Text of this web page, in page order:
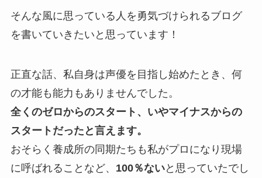
そんな風に思っている人を勇気づけられるブログ
を書いていきたいと思っています！
正直な話、私自身は声優を目指し始めたとき、何
の才能も能力もありませんでした。
全くのゼロからのスタート、いやマイナスからの
スタートだったと言えます。
おそらく養成所の同期たちも私がプロになり現場
に呼ばれることなど、 100％ないと思っていたでし